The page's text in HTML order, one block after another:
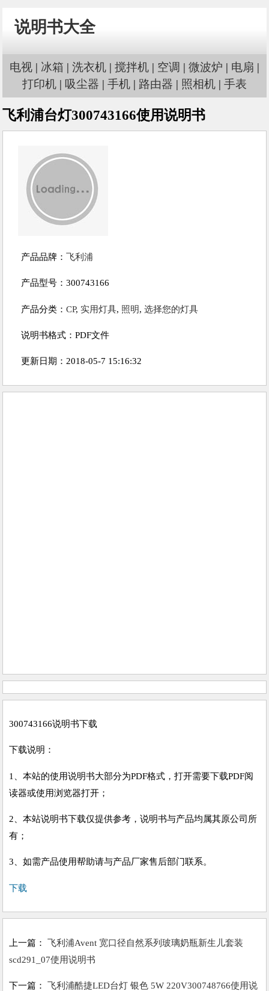
说明书大全
电视 | 冰箱 | 洗衣机 | 搅拌机 | 空调 | 微波炉 | 电扇 |
打印机 | 吸尘器 | 手机 | 路由器 | 照相机 | 手表
飞利浦台灯300743166使用说明书
产品品牌：飞利浦
产品型号：300743166
产品分类：CP, 实用灯具, 照明,选择您的灯具
说明书格式：PDF文件
更新日期：2018-05-7 15:16:32
300743166说明书下载
下载说明：
1、本站的使用说明书大部分为PDF格式，打开需要下载PDF阅
读器或使用浏览器打开；
2、本站说明书下载仅提供参考，说明书与产品均属其原公司所
有；
3、如需产品使用帮助请与产品厂家售后部门联系。
下载
上一篇：飞利浦Avent 宽口径自然系列玻璃奶瓶新生儿套装
scd291_07使用说明书
下一篇：飞利浦酷捷LED台灯 银色 5W 220V300748766使用说